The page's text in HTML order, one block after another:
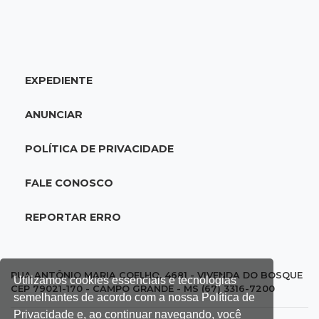
Utilizamos cookies essenciais e tecnologias
semelhantes de acordo com a nossa Política de
Privacidade e, ao continuar navegando, você
20:15Pedro Juan Caballero
ligada a laboratório ilegal
19:56São Gabriel do Oeste
cotado a R$ 5,08
19:18 95º caso
EXPEDIENTE
ANUNCIAR
POLÍTICA DE PRIVACIDADE
FALE CONOSCO
REPORTAR ERRO
RUA ANTÔNIO MARIA COELHO, 4681 - VIVENDA DO BOSQUE
CEP 79021-170 - CAMPO GRANDE - MS (67) 3316-7200